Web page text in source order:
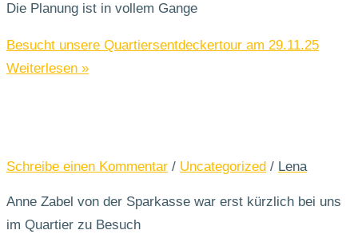
Die Planung ist in vollem Gange
Besucht unsere Quartiersentdeckertour am 29.11.25
Weiterlesen »
Schreibe einen Kommentar / Uncategorized / Lena
Anne Zabel von der Sparkasse war erst kürzlich bei uns
im Quartier zu Besuch